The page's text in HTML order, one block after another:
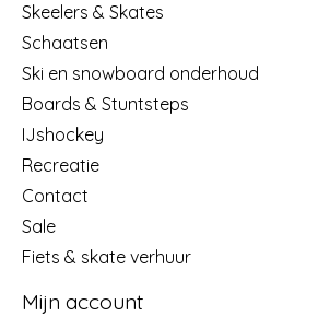
Skeelers & Skates
Schaatsen
Ski en snowboard onderhoud
Boards & Stuntsteps
IJshockey
Recreatie
Contact
Sale
Fiets & skate verhuur
Mijn account